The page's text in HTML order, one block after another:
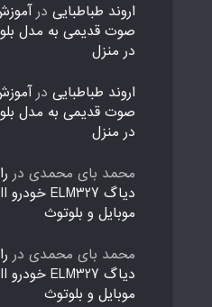
اروند طباطبایی در
در منزل
اروند طباطبایی در
در منزل
محمد بای محمدی در
موبایل و بلوتوث
محمد بای محمدی در
موبایل و بلوتوث